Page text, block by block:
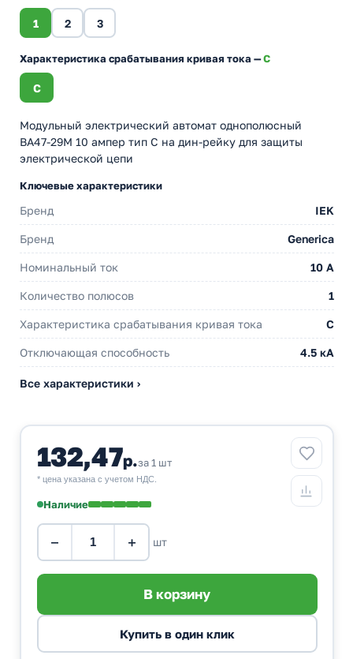
1 2 3
Характеристика срабатывания кривая тока —C
C
Модульный электрический автомат однополюсный
ВА47-29М 10 ампер тип С на дин-рейку для защиты
электрической цепи
Ключевые характеристики
Бренд IEK
Бренд Generica
Номинальный ток 10 A
Количество полюсов 1
Характеристика срабатывания кривая тока C
Отключающая способность 4.5 кА
Все характеристики ›
132,47р.за 1 шт
* цена указана с учетом НДС.
Наличие
− + шт